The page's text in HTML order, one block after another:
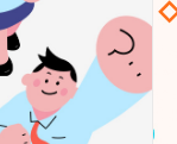
합니다.
터와 함께하며
한 울타리가 되겠습니다.
합니다.
터와 함께하며
한 울타리가 되겠습니다.